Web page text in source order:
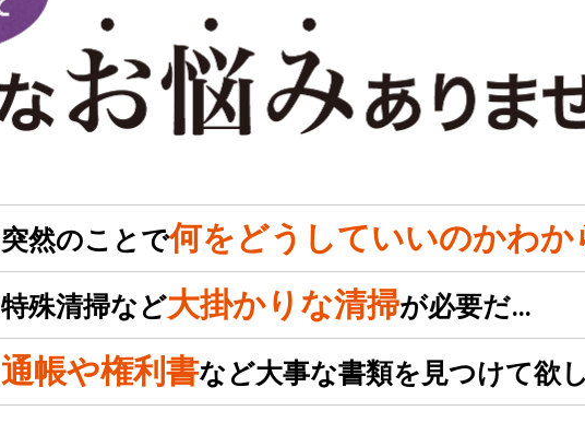
突然のことで何をどうしていいのかわ
特殊清掃など大掛かりな清掃が必要だ…
通帳や権利書など大事な書類を見つけて欲